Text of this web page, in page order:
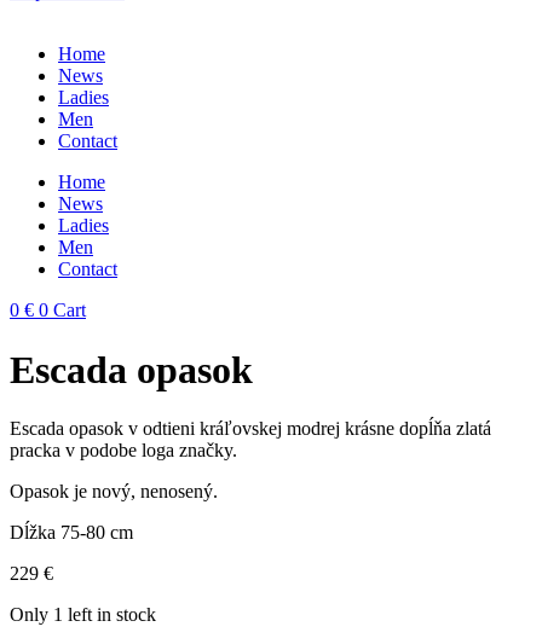
Home
News
Ladies
Men
Contact
Home
News
Ladies
Men
Contact
0 € 0 Cart
Escada opasok
Escada opasok v odtieni kráľovskej modrej krásne dopĺňa zlatá
pracka v podobe loga značky.
Opasok je nový, nenosený.
Dĺžka 75-80 cm
229 €
Only 1 left in stock